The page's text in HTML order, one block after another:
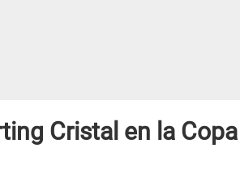
Cristal en la Copa